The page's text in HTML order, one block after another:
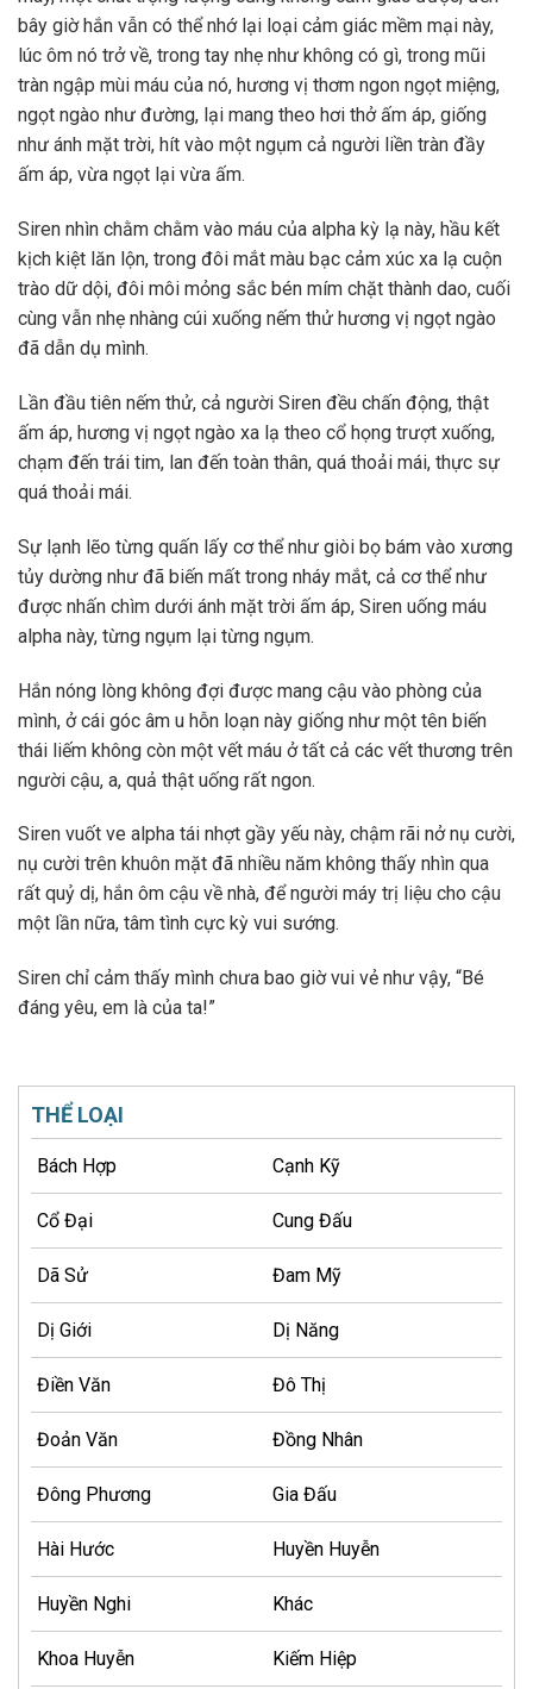
bây giờ hắn vẫn có thể nhớ lại loại cảm giác mềm mại này,
lúc ôm nó trở về, trong tay nhẹ như không có gì, trong mũi
tràn ngập mùi máu của nó, hương vị thơm ngon ngọt miệng,
ngọt ngào như đường, lại mang theo hơi thở ấm áp, giống
như ánh mặt trời, hít vào một ngụm cả người liền tràn đầy
ấm áp, vừa ngọt lại vừa ấm.
Siren nhìn chằm chằm vào máu của alpha kỳ lạ này, hầu kết
kịch kiệt lăn lộn, trong đôi mắt màu bạc cảm xúc xa lạ cuộn
trào dữ dội, đôi môi mỏng sắc bén mím chặt thành dao, cuối
cùng vẫn nhẹ nhàng cúi xuống nếm thử hương vị ngọt ngào
đã dẫn dụ mình.
Lần đầu tiên nếm thử, cả người Siren đều chấn động, thật
ấm áp, hương vị ngọt ngào xa lạ theo cổ họng trượt xuống,
chạm đến trái tim, lan đến toàn thân, quá thoải mái, thực sự
quá thoải mái.
Sự lạnh lẽo từng quấn lấy cơ thể như giòi bọ bám vào xương
tủy dường như đã biến mất trong nháy mắt, cả cơ thể như
được nhấn chìm dưới ánh mặt trời ấm áp, Siren uống máu
alpha này, từng ngụm lại từng ngụm.
Hắn nóng lòng không đợi được mang cậu vào phòng của
mình, ở cái góc âm u hỗn loạn này giống như một tên biến
thái liếm không còn một vết máu ở tất cả các vết thương trên
người cậu, a, quả thật uống rất ngon.
Siren vuốt ve alpha tái nhợt gầy yếu này, chậm rãi nở nụ cười,
nụ cười trên khuôn mặt đã nhiều năm không thấy nhìn qua
rất quỷ dị, hắn ôm cậu về nhà, để người máy trị liệu cho cậu
một lần nữa, tâm tình cực kỳ vui sướng.
Siren chỉ cảm thấy mình chưa bao giờ vui vẻ như vậy, “Bé
đáng yêu, em là của ta!”
THỂ LOẠI
Bách Hợp Cạnh Kỹ
Cổ Đại Cung Đấu
Dã Sử Đam Mỹ
Dị Giới Dị Năng
Điền Văn Đô Thị
Đoản Văn Đồng Nhân
Đông Phương Gia Đấu
Hài Hước Huyền Huyễn
Huyền Nghi Khác
Khoa Huyễn Kiếm Hiệp